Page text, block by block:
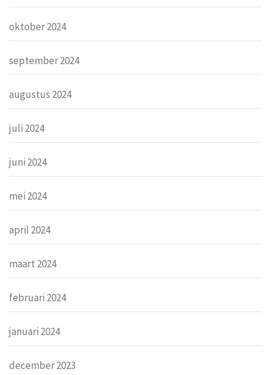
oktober 2024
september 2024
augustus 2024
juli 2024
juni 2024
mei 2024
april 2024
maart 2024
februari 2024
januari 2024
december 2023